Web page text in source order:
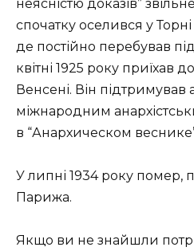
неясністю доказів”
спочатку оселився у
де постійно перебував
квітні 1925 року приїхав
Венсені. Він підтримував
міжнародним
в “Анархическом
У липні 1934 року помер,
Парижа.
Якщо ви не знайшли